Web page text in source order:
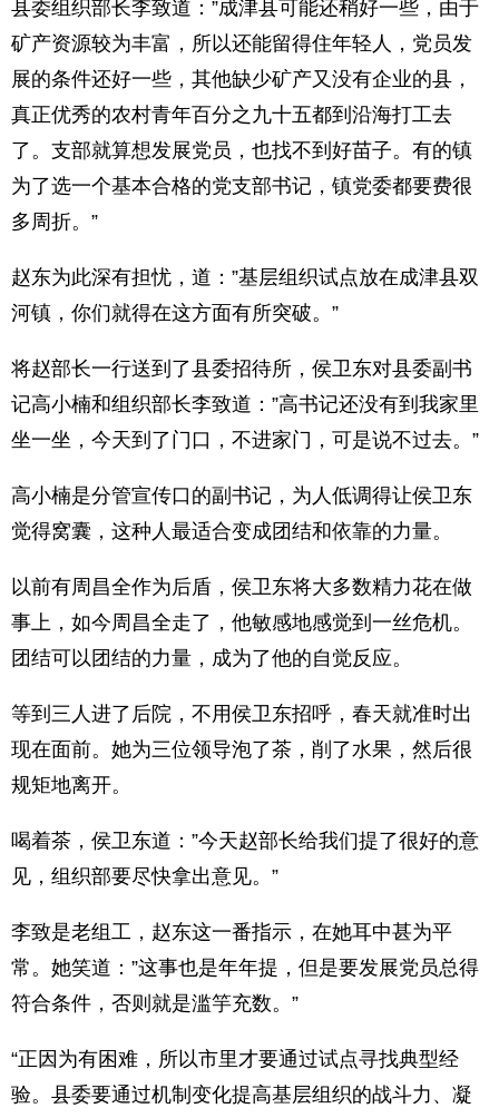
县委组织部长李致道：”成津县可能还稍好一些，由于
矿产资源较为丰富，所以还能留得住年轻人，党员发
展的条件还好一些，其他缺少矿产又没有企业的县，
真正优秀的农村青年百分之九十五都到沿海打工去
了。支部就算想发展党员，也找不到好苗子。有的镇
为了选一个基本合格的党支部书记，镇党委都要费很
多周折。”
赵东为此深有担忧，道：”基层组织试点放在成津县双
河镇，你们就得在这方面有所突破。”
将赵部长一行送到了县委招待所，侯卫东对县委副书
记高小楠和组织部长李致道：”高书记还没有到我家里
坐一坐，今天到了门口，不进家门，可是说不过去。”
高小楠是分管宣传口的副书记，为人低调得让侯卫东
觉得窝囊，这种人最适合变成团结和依靠的力量。
以前有周昌全作为后盾，侯卫东将大多数精力花在做
事上，如今周昌全走了，他敏感地感觉到一丝危机。
团结可以团结的力量，成为了他的自觉反应。
等到三人进了后院，不用侯卫东招呼，春天就准时出
现在面前。她为三位领导泡了茶，削了水果，然后很
规矩地离开。
喝着茶，侯卫东道：”今天赵部长给我们提了很好的意
见，组织部要尽快拿出意见。”
李致是老组工，赵东这一番指示，在她耳中甚为平
常。她笑道：”这事也是年年提，但是要发展党员总得
符合条件，否则就是滥竽充数。”
“正因为有困难，所以市里才要通过试点寻找典型经
验。县委要通过机制变化提高基层组织的战斗力、凝